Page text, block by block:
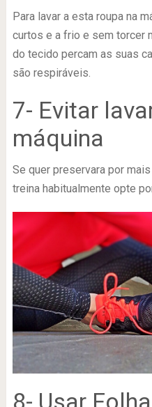
Para lavar a esta roupa na
curtos e a frio e sem torcer
do tecido percam as suas
são respiráveis.
7- Evitar
máquina
Se quer preservara por
treina habitualmente opte
8- Usar